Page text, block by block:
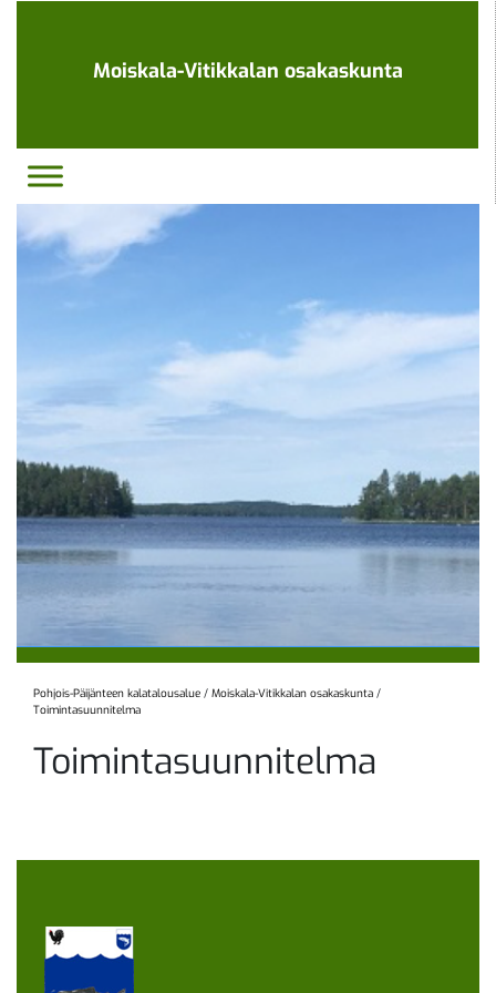
Moiskala-Vitikkalan osakaskunta
Pohjois-Päijänteen kalatalousalue / Moiskala-Vitikkalan osakaskunta /
Toimintasuunnitelma
Toimintasuunnitelma